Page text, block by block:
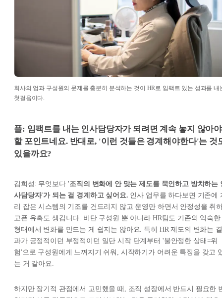
회사의 업과 구성원의 문제를 충분히 분석하는 것이 HR로 임팩트 있는 성과를 내
첫걸음이다.
플: 임팩트를 내는 인사담당자가 되려면 계속 놓지 않아야
할 포인트네요. 반대로, '이런 것들은 경계해야한다'는 것
있을까요?
김희성: 무엇보다 '조직의 변화에 안 맞는 제도를 묵인하고 방치하는
사담당자'가 되는 걸 경계하고 싶어요. 인사 업무를 하다보면 기존에
리 잡은 시스템의 기조를 건드리지 않고 운영만 하면서 안정성을 취
고픈 유혹도 생깁니다. 비단 구성원 뿐 아니라 HR팀도 기존의 익숙한
형태에서 변화를 만드는 게 쉽지는 않아요. 특히 HR 제도의 변화는 결
과가 긍정적이던 부정적이던 일단 시작 단계부터 '불안정한 상태=위
험'으로 구성원에게 느껴지기 쉬워, 시작하기가 어려운 특징을 갖고
는 거 같아요.
하지만 장기적 관점에서 고민했을 때, 조직 성장에서 반드시 필요한